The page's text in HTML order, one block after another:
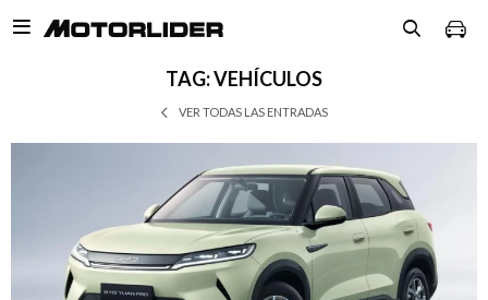

TAG: VEHÍCULOS
VER TODAS LAS ENTRADAS